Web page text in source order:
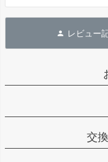
レビュー
交